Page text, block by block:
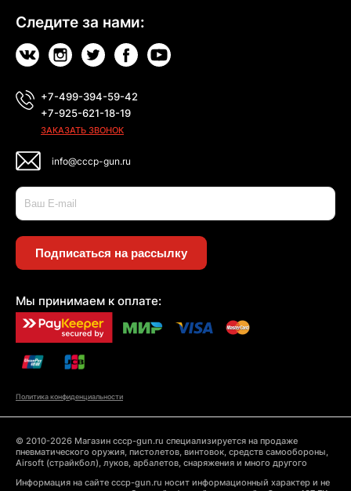
Следите за нами:
+7-499-394-59-42
+7-925-621-18-19
ЗАКАЗАТЬ ЗВОНОК
info@cccp-gun.ru
Подписаться на рассылку
Мы принимаем к оплате:
Политика конфиденциальности
© 2010-2026 Магазин cccp-gun.ru специализируется на продаже
пневматического оружия, пистолетов, винтовок, средств самообороны,
Airsoft (страйкбол), луков, арбалетов, снаряжения и много другого
Информация на сайте cccp-gun.ru носит информационный характер и не